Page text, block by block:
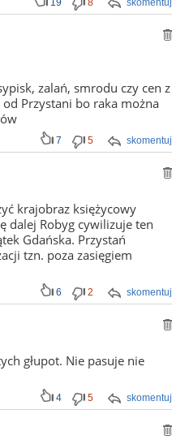
skomentuj
19 8
zalań, smrodu czy cen z
Przystani bo raka można
skomentuj
7 5
krajobraz księżycowy
dalej Robyg cywilizuje ten
Gdańska. Przystań
tzn. poza zasięgiem
skomentuj
6 2
głupot. Nie pasuje nie
skomentuj
4 5